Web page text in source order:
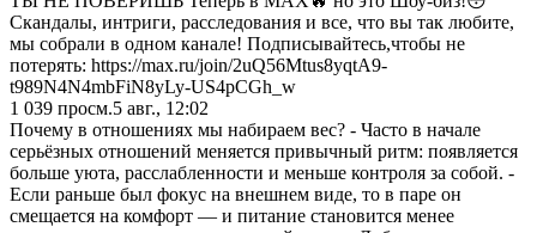
Скандалы, интриги, расследования и все, что вы так любите,
мы собрали в одном канале! Подписывайтесь,чтобы не
потерять: https://max.ru/join/2uQ56Mtus8yqtA9-
t989N4N4mbFiN8yLy-US4pCGh_w
1 039 просм.5 авг., 12:02
Почему в отношениях мы набираем вес? - Часто в начале
серьёзных отношений меняется привычный ритм: появляется
больше уюта, расслабленности и меньше контроля за собой. -
Если раньше был фокус на внешнем виде, то в паре он
смещается на комфорт — и питание становится менее